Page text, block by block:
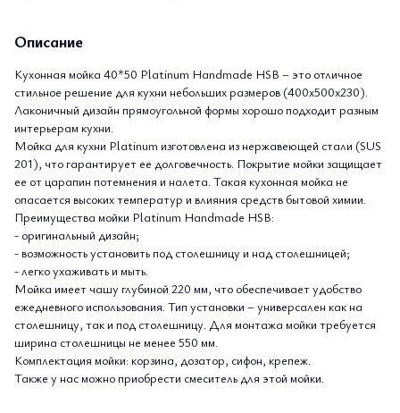
Описание
Кухонная мойка 40*50 Platinum Handmade HSB – это отличное
стильное решение для кухни небольших размеров (400x500x230).
Лаконичный дизайн прямоугольной формы хорошо подходит разным
интерьерам кухни.
Мойка для кухни Platinum изготовлена ​​из нержавеющей стали (SUS
201), что гарантирует ее долговечность. Покрытие мойки защищает
ее от царапин потемнения и налета. Такая кухонная мойка не
опасается высоких температур и влияния средств бытовой химии.
Преимущества мойки Platinum Handmade HSB:
- оригинальный дизайн;
- возможность установить под столешницу и над столешницей;
- легко ухаживать и мыть.
Мойка имеет чашу глубиной 220 мм, что обеспечивает удобство
ежедневного использования. Тип установки – универсален как на
столешницу, так и под столешницу. Для монтажа мойки требуется
ширина столешницы не менее 550 мм.
Комплектация мойки: корзина, дозатор, сифон, крепеж.
Также у нас можно приобрести смеситель для этой мойки.